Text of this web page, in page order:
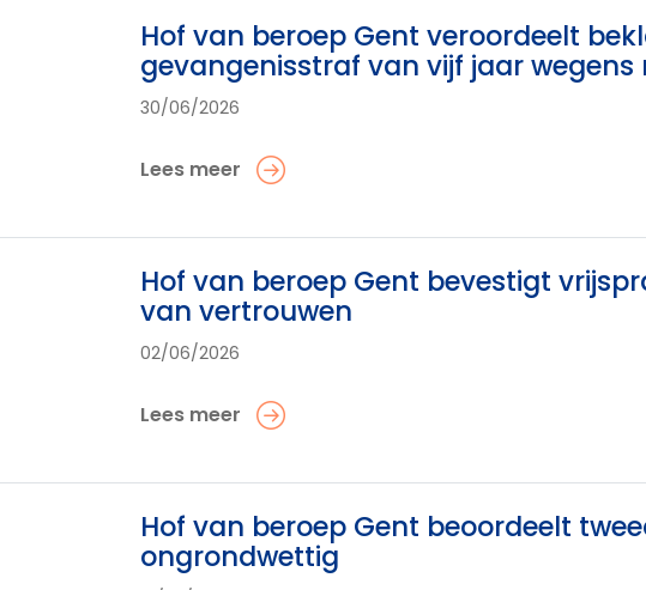
Hof van beroep Gent veroordeelt
gevangenisstraf van vijf jaar
30/06/2026
Lees meer
Hof van beroep Gent bevestigt
van vertrouwen
02/06/2026
Lees meer
Hof van beroep Gent beoordeelt
ongrondwettig